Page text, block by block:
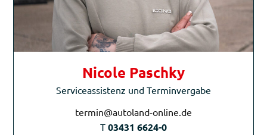
Nicole Paschky
Serviceassistenz und Terminvergabe
termin@autoland-online.de
T 03431 6624-0